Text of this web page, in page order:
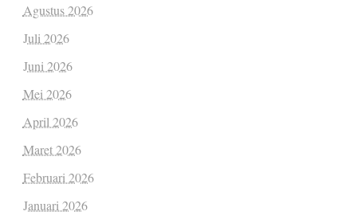
Agustus 2026
Juli 2026
Juni 2026
Mei 2026
April 2026
Maret 2026
Februari 2026
Januari 2026